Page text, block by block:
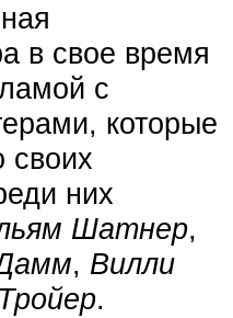
в свое время
с
которые
своих
них
Шатнер,
, Вилли
.